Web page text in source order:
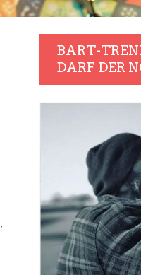
BART-
DARF DER